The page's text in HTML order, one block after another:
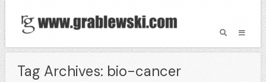
Tag Archives: bio-cancer